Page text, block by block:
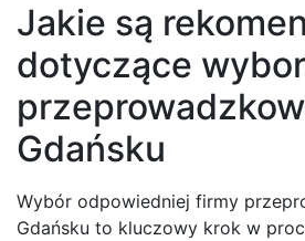
Jakie są
dotyczące
Gdańsku
Wybór odpowiedniej firmy
Gdańsku to kluczowy krok w